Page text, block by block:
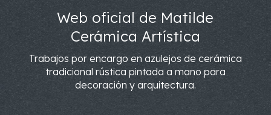
Web oficial de Matilde
Cerámica Artística
Trabajos por encargo en azulejos de cerámica
tradicional rústica pintada a mano para
decoración y arquitectura.